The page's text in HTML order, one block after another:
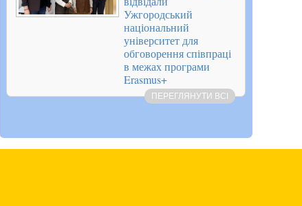
Ужгородський
національний
університет для
обговорення співпраці
в межах програми
Erasmus+
ПЕРЕГЛЯНУТИ ВСІ